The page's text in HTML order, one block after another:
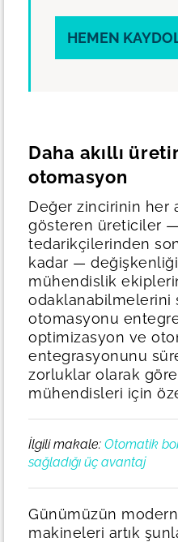
HEMEN
Daha akıllı
otomasyon
Değer zincirinin her
gösteren üreticiler
tedarikçilerinden
kadar —
mühendislik
odaklanabilmelerini
otomasyonu
optimizasyon ve
entegrasyonunu
zorluklar olarak
mühendisleri için
İlgili makale: Otomatik
sağladığı üç avantaj
Günümüzün
makineleri artık